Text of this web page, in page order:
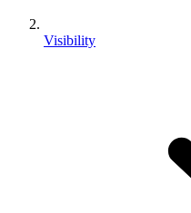
Visibility